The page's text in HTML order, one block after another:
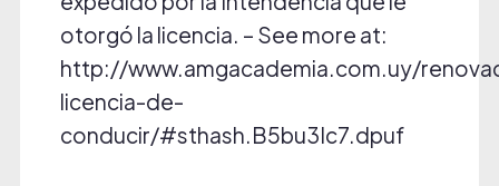
otorgó la licencia. – See more at:
http://www.amgacademia.com.uy/
licencia-de-
conducir/#sthash.B5bu3Ic7.dpuf